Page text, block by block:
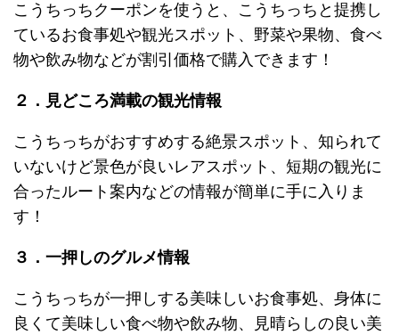
こうちっちクーポンを使うと、こうちっちと提携し
ているお食事処や観光スポット、野菜や果物、食べ
物や飲み物などが割引価格で購入できます！
２．見どころ満載の観光情報
こうちっちがおすすめする絶景スポット、知られて
いないけど景色が良いレアスポット、短期の観光に
合ったルート案内などの情報が簡単に手に入りま
す！
３．一押しのグルメ情報
こうちっちが一押しする美味しいお食事処、身体に
良くて美味しい食べ物や飲み物、見晴らしの良い美